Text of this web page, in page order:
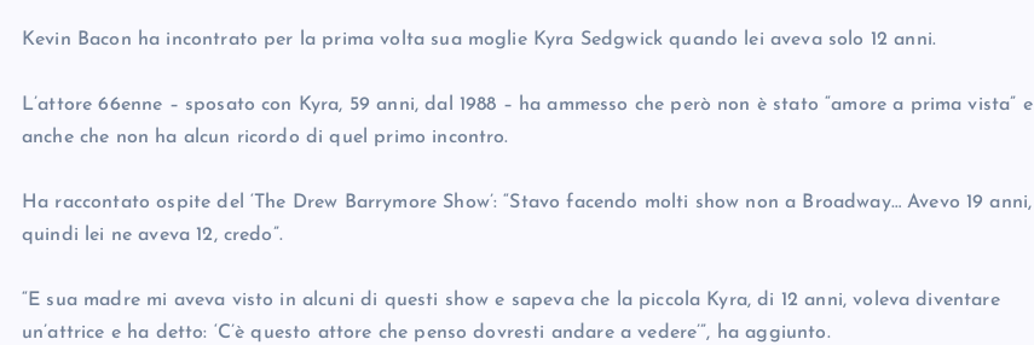
Kevin Bacon ha incontrato per la prima volta sua moglie Kyra Sedgwick quando lei aveva solo 12 anni.
L’attore 66enne – sposato con Kyra, 59 anni, dal 1988 – ha ammesso che però non è stato “amore a prima vista” e
anche che non ha alcun ricordo di quel primo incontro.
Ha raccontato ospite del ‘The Drew Barrymore Show’: “Stavo facendo molti show non a Broadway… Avevo 19 anni,
quindi lei ne aveva 12, credo”.
“E sua madre mi aveva visto in alcuni di questi show e sapeva che la piccola Kyra, di 12 anni, voleva diventare
un’attrice e ha detto: ‘C’è questo attore che penso dovresti andare a vedere’”, ha aggiunto.